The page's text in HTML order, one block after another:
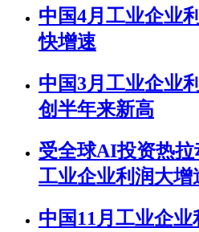
中国4月工业企业
快增速
中国3月工业企业
创半年来新高
受全球AI投资热拉
工业企业利润大增
中国11月工业企